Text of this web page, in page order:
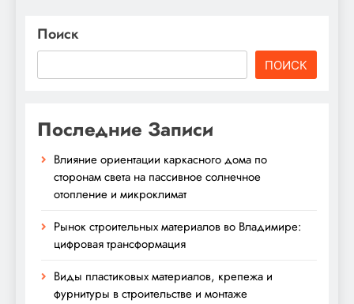
Поиск
ПОИСК
Последние Записи
Влияние ориентации каркасного дома по
сторонам света на пассивное солнечное
отопление и микроклимат
Рынок строительных материалов во Владимире:
цифровая трансформация
Виды пластиковых материалов, крепежа и
фурнитуры в строительстве и монтаже